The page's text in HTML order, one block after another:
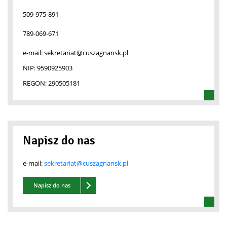
509-975-891
789-069-671
e-mail:sekretariat@cuszagnansk.pl
NIP:9590925903
REGON:290505181
Napisz do nas
e-mail:sekretariat@cuszagnansk.pl
Napisz do nas